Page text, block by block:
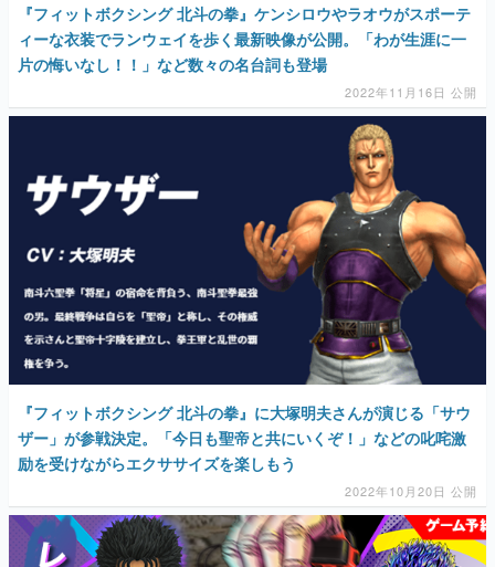
『フィットボクシング 北斗の拳』ケンシロウやラオウがスポーテ
ィーな衣装でランウェイを歩く最新映像が公開。「わが生涯に一
片の悔いなし！！」など数々の名台詞も登場
2022年11月16日 公開
『フィットボクシング 北斗の拳』に大塚明夫さんが演じる「サウ
ザー」が参戦決定。「今日も聖帝と共にいくぞ！」などの叱咤激
励を受けながらエクササイズを楽しもう
2022年10月20日 公開